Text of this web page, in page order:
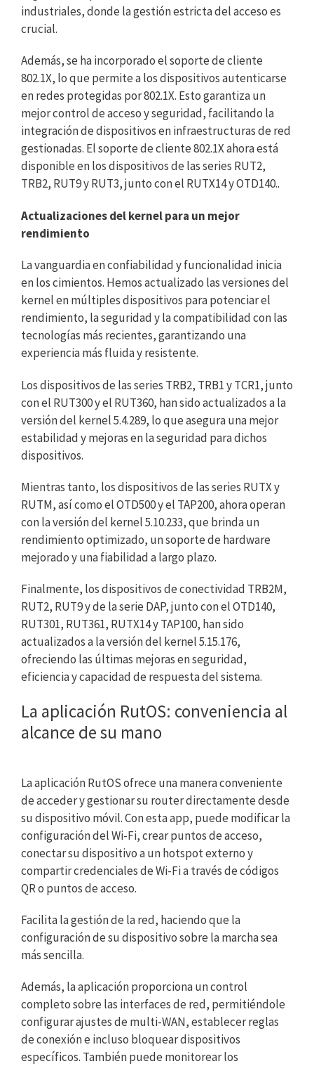
industriales, donde la gestión estricta del acceso es
crucial.
Además, se ha incorporado el soporte de cliente
802.1X, lo que permite a los dispositivos autenticarse
en redes protegidas por 802.1X. Esto garantiza un
mejor control de acceso y seguridad, facilitando la
integración de dispositivos en infraestructuras de red
gestionadas. El soporte de cliente 802.1X ahora está
disponible en los dispositivos de las series RUT2,
TRB2, RUT9 y RUT3, junto con el RUTX14 y OTD140..
Actualizaciones del kernel para un mejor
rendimiento
La vanguardia en confiabilidad y funcionalidad inicia
en los cimientos. Hemos actualizado las versiones del
kernel en múltiples dispositivos para potenciar el
rendimiento, la seguridad y la compatibilidad con las
tecnologías más recientes, garantizando una
experiencia más fluida y resistente.
Los dispositivos de las series TRB2, TRB1 y TCR1, junto
con el RUT300 y el RUT360, han sido actualizados a la
versión del kernel 5.4.289, lo que asegura una mejor
estabilidad y mejoras en la seguridad para dichos
dispositivos.
Mientras tanto, los dispositivos de las series RUTX y
RUTM, así como el OTD500 y el TAP200, ahora operan
con la versión del kernel 5.10.233, que brinda un
rendimiento optimizado, un soporte de hardware
mejorado y una fiabilidad a largo plazo.
Finalmente, los dispositivos de conectividad TRB2M,
RUT2, RUT9 y de la serie DAP, junto con el OTD140,
RUT301, RUT361, RUTX14 y TAP100, han sido
actualizados a la versión del kernel 5.15.176,
ofreciendo las últimas mejoras en seguridad,
eficiencia y capacidad de respuesta del sistema.
La aplicación RutOS: conveniencia al
alcance de su mano
La aplicación RutOS ofrece una manera conveniente
de acceder y gestionar su router directamente desde
su dispositivo móvil. Con esta app, puede modificar la
configuración del Wi-Fi, crear puntos de acceso,
conectar su dispositivo a un hotspot externo y
compartir credenciales de Wi-Fi a través de códigos
QR o puntos de acceso.
Facilita la gestión de la red, haciendo que la
configuración de su dispositivo sobre la marcha sea
más sencilla.
Además, la aplicación proporciona un control
completo sobre las interfaces de red, permitiéndole
configurar ajustes de multi-WAN, establecer reglas
de conexión e incluso bloquear dispositivos
específicos. También puede monitorear los